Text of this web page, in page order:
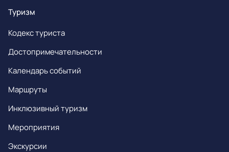
Туризм
Кодекс туриста
Достопримечательности
Календарь событий
Маршруты
Инклюзивный туризм
Мероприятия
Экскурсии